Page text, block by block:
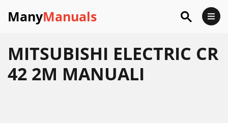
ManyManuals
MITSUBISHI ELECTRIC CR
42 2M MANUALI